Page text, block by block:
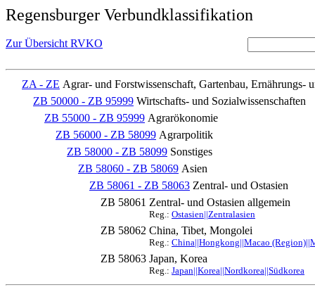
Regensburger Verbundklassifikation
Zur Übersicht RVKO
ZA - ZE Agrar- und Forstwissenschaft, Gartenbau, Ernährungs-
ZB 50000 - ZB 95999 Wirtschafts- und Sozialwissenschaften
ZB 55000 - ZB 95999 Agrarökonomie
ZB 56000 - ZB 58099 Agrarpolitik
ZB 58000 - ZB 58099 Sonstiges
ZB 58060 - ZB 58069 Asien
ZB 58061 - ZB 58063 Zentral- und Ostasien
ZB 58061 Zentral- und Ostasien allgemein
Reg.: Ostasien||Zentralasien
ZB 58062 China, Tibet, Mongolei
Reg.: China||Hongkong||Macao
ZB 58063 Japan, Korea
Reg.: Japan||Korea||Nordkorea||Südkorea